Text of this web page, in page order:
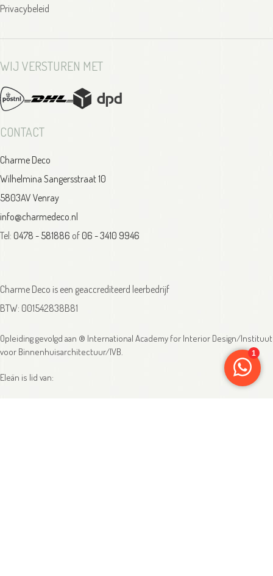
Privacybeleid
WIJ VERSTUREN MET
CONTACT
Charme Deco
Wilhelmina Sangersstraat 10
5803AV Venray
info@charmedeco.nl
Tel: 0478 - 581886 of 06 - 3410 9946
Charme Deco is een geaccrediteerd leerbedrijf
BTW: 001542838B81
Opleiding gevolgd aan ® International Academy for Interior Design/Instituut
voor Binnenhuisarchitectuur/IVB.
Eleän is lid van: